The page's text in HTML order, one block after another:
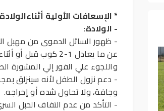
*الإسعافات الأولية أثناءالولادة
- الولادة:
- ظهور السائل الدموى من مهبل
عن ما يعادل 1-2 كوب
واللجوء علي الفور إلي المشورة
- دعم نزول الطفل لأنه سينزلق
وجافة، ولا تحاول شده أو إخراجه.
- التأكد من عدم التفاف الحبل